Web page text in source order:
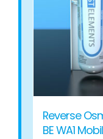
Reverse
BE WA1